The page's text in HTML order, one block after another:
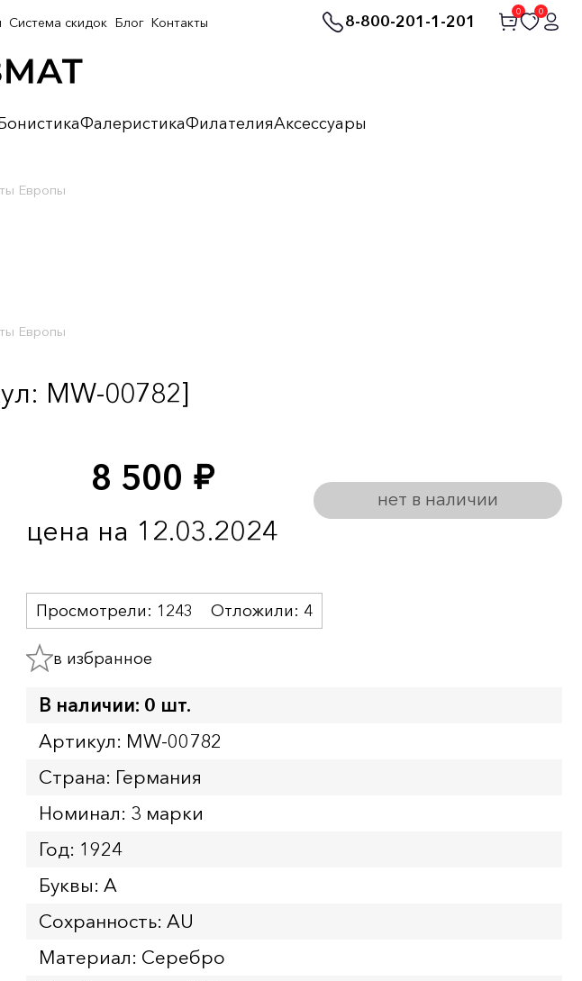
8-800-201-1-201
0 0
ФалеристикаФилателияАксессуары
Система скидок Блог Контакты
Европы
Европы
MW-00782]
8 500 руб.
цена на 12.03.2024
нет в наличии
Просмотрели: 1243 Отложили: 4
в избранное
В наличии: 0 шт.
Артикул: MW-00782
Страна: Германия
Номинал: 3 марки
Год: 1924
Буквы: A
Сохранность: AU
Материал: Серебро